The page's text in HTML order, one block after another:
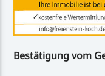
Bestätigung vom